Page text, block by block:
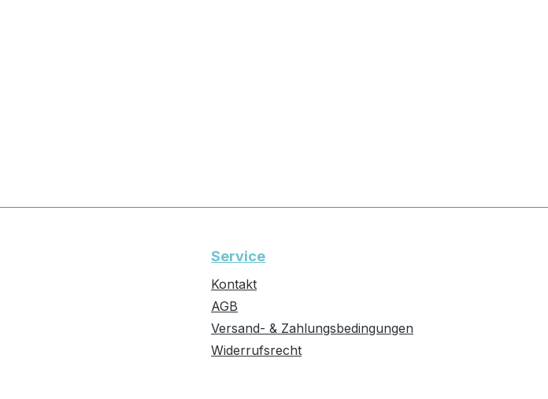
Service
Kontakt
AGB
Versand- & Zahlungsbedingungen
Widerrufsrecht